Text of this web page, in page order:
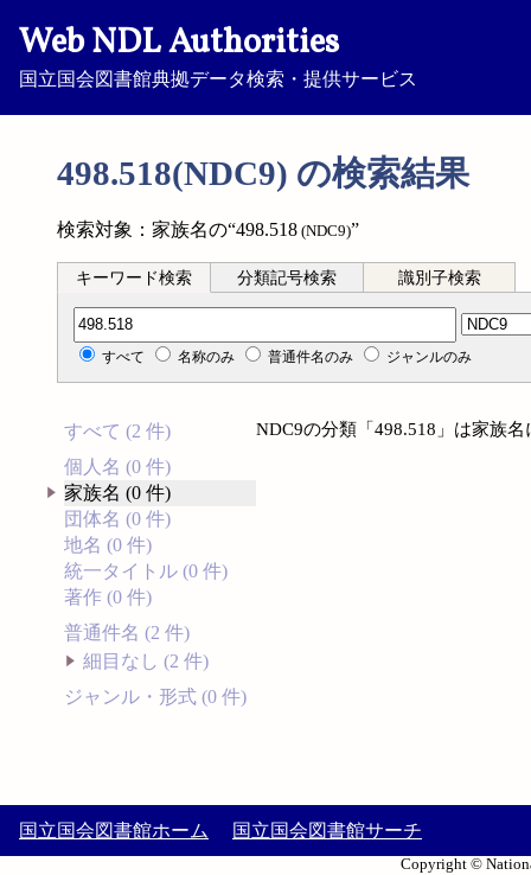
Web NDL Authorities
国立国会図書館典拠データ検索・提供サービス
498.518(NDC9) の検索結果
検索対象：家族名の“498.518 (NDC9)”
キーワード検索 分類記号検索 識別子検索
分類記号検索
すべて 名称のみ 普通件名のみ ジャンルのみ
すべて (2 件)
個人名 (0 件)
家族名 (0 件)
団体名 (0 件)
地名 (0 件)
統一タイトル (0 件)
著作 (0 件)
普通件名 (2 件)
細目なし (2 件)
ジャンル・形式 (0 件)
NDC9の分類「498.518」は家族
国立国会図書館ホーム 国立国会図書館サーチ
Copyright ©